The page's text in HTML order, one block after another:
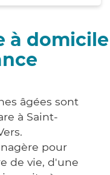
à domicile
âgées sont
à Saint-
pour
de vie, d'une